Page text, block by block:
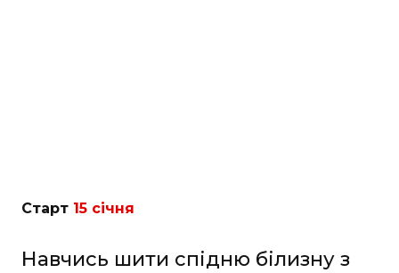
Старт 15 січня
Навчись шити спідню білизну з